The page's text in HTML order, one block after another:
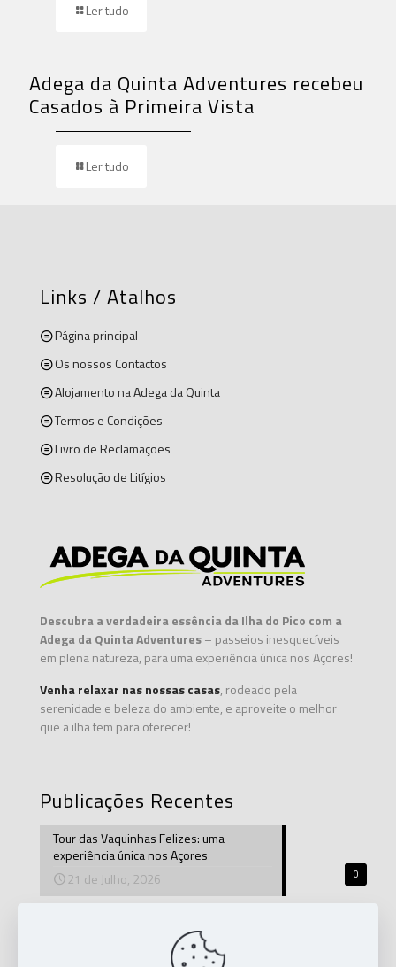
Ler tudo
Adega da Quinta Adventures recebeu
Casados à Primeira Vista
Ler tudo
Links / Atalhos
Página principal
Os nossos Contactos
Alojamento na Adega da Quinta
Termos e Condições
Livro de Reclamações
Resolução de Litígios
Descubra a verdadeira essência da Ilha do Pico com a
Adega da Quinta Adventures– passeios inesquecíveis
em plena natureza, para uma experiência única nos Açores!
Venha relaxar nas nossas casas, rodeado pela
serenidade e beleza do ambiente, e aproveite o melhor
que a ilha tem para oferecer!
Publicações Recentes
0
Tour das Vaquinhas Felizes: uma
experiência única nos Açores
21 de Julho, 2026
aniversário do Bioma Restaurante na Ilha